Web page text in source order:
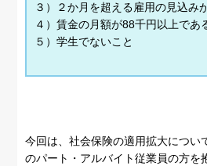
３）２か月を超える雇用の見込み
４）賃金の月額が88千円以上であ
５）学生でないこと
今回は、社会保険の適用拡大につい
のパート・アルバイト従業員の方を